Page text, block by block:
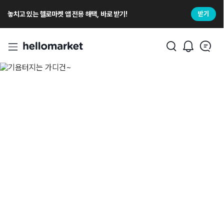
놓치고 있는 헬로마켓 앱 전용 해택, 바로 받기! 받기